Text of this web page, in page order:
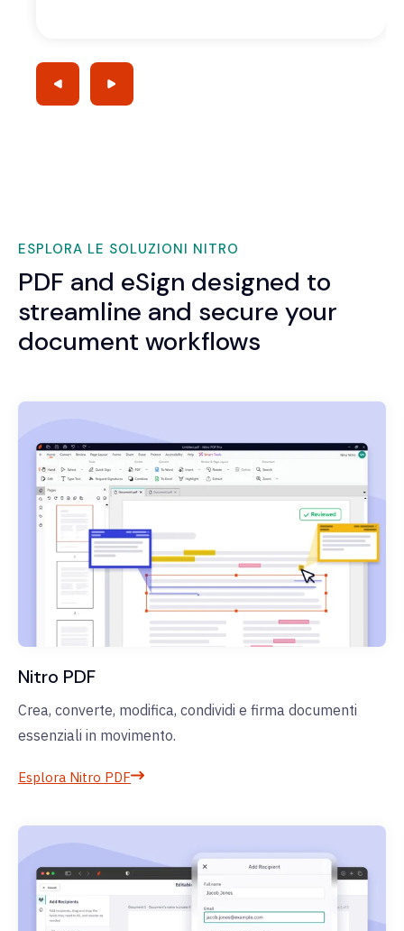
ESPLORA LE SOLUZIONI NITRO
PDF and eSign designed to
streamline and secure your
document workflows
Nitro PDF
Crea, converte, modifica, condividi e firma documenti
essenziali in movimento.
Esplora Nitro PDF